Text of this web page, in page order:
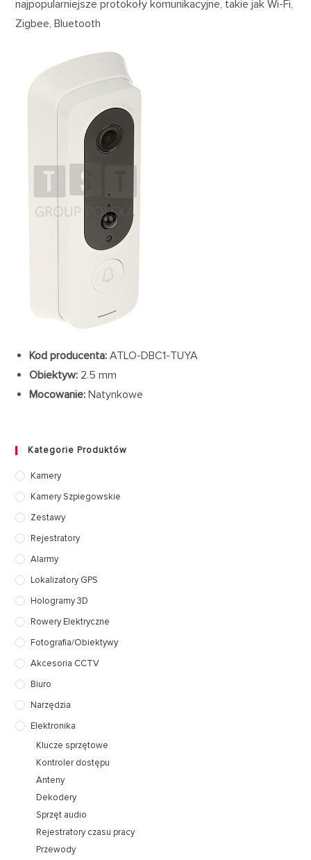
najpopularniejsze protokoły komunikacyjne, takie jak Wi-Fi,
Zigbee, Bluetooth
Kod producenta: ATLO-DBC1-TUYA
Obiektyw: 2.5 mm
Mocowanie: Natynkowe
Kategorie Produktów
Kamery
Kamery Szpiegowskie
Zestawy
Rejestratory
Alarmy
Lokalizatory GPS
Hologramy 3D
Rowery Elektryczne
Fotografia/Obiektywy
Akcesoria CCTV
Biuro
Narzędzia
Elektronika
Klucze sprzętowe
Kontroler dostępu
Anteny
Dekodery
Sprzęt audio
Rejestratory czasu pracy
Przewody